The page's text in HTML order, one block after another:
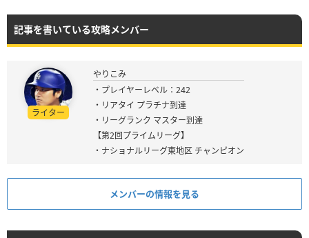
記事を書いている攻略メンバー
ライター
やりこみ
・プレイヤーレベル：242
・リアタイ プラチナ到達
・リーグランク マスター到達
【第2回プライムリーグ】
・ナショナルリーグ東地区 チャンピオン
メンバーの情報を見る